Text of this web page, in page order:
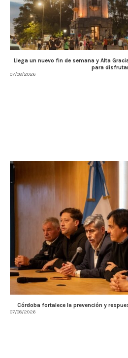
Llega un nuevo fin de semana y Alta
para
07/08/2026
Córdoba fortalece la prevención y
07/08/2026